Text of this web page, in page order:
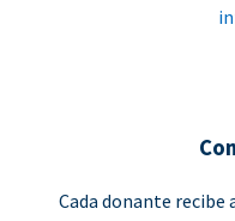
Cada donante